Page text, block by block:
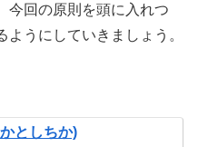
今回の原則を頭に入れつ
うにしていきましょう。
としちか)